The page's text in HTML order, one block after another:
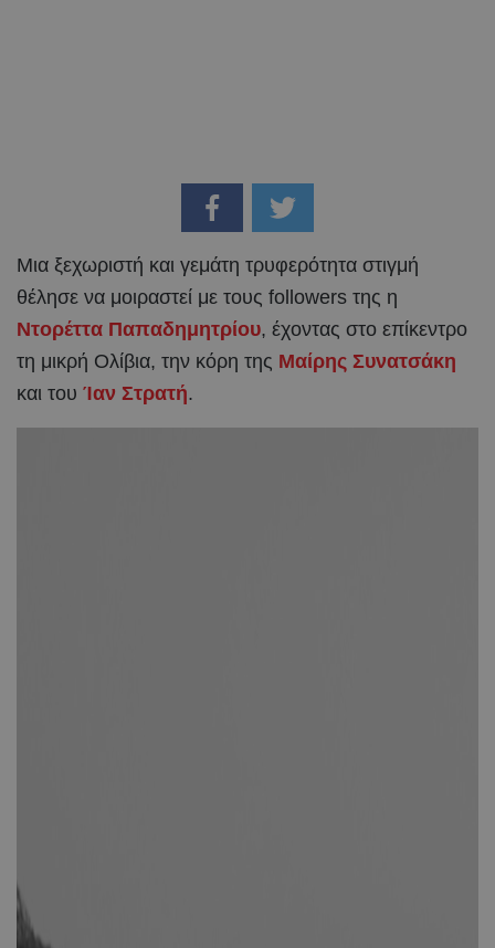
Μια ξεχωριστή και γεμάτη τρυφερότητα στιγμή
θέλησε να μοιραστεί με τους followers της η
Ντορέττα Παπαδημητρίου, έχοντας στο επίκεντρο
τη μικρή Ολίβια, την κόρη της Μαίρης Συνατσάκη
και του Ίαν Στρατή.